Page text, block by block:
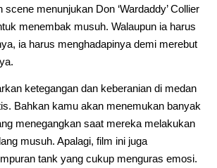
menunjukan Don ‘Wardaddy’ Collier
menembak musuh. Walaupun ia harus
ia harus menghadapinya demi merebut
ketegangan dan keberanian di medan
Bahkan kamu akan menemukan banyak
menegangkan saat mereka melakukan
musuh. Apalagi, film ini juga
tank yang cukup menguras emosi.